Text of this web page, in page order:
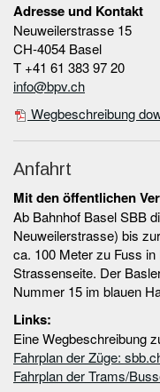
Adresse und Kontakt
Neuweilerstrasse 15
CH-4054 Basel
T +41 61 383 97 20
info@bpv.ch
Wegbeschreibung
Anfahrt
Mit den öffentlichen
Ab Bahnhof Basel SBB
Neuweilerstrasse) bis
ca. 100 Meter zu Fuss
Strassenseite. Der
Nummer 15 im blauen
Links:
Eine Wegbeschreibung
Fahrplan der Züge:
Fahrplan der Trams/